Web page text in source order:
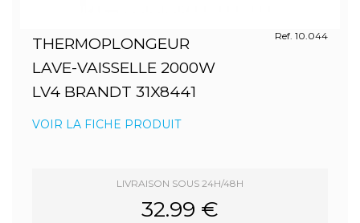
THERMOPLONGEUR
LAVE-VAISSELLE 2000W
LV4 BRANDT 31X8441
Ref. 10.044
VOIR LA FICHE PRODUIT
LIVRAISON SOUS 24H/48H
32.99 €